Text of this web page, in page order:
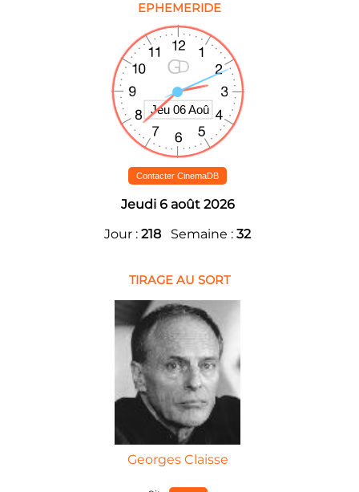
EPHEMERIDE
Contacter CinemaDB
Jeudi 6 août 2026
Jour : 218 Semaine : 32
TIRAGE AU SORT
Georges Claisse